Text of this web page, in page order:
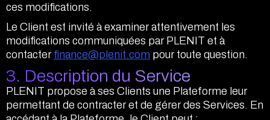
ces modifications.
Le Client est invité à examiner attentivement les
modifications communiquées par PLENIT et à
contacter finance@plenit.com pour toute question.
3. Description du Service
PLENIT propose à ses Clients une Plateforme leur
permettant de contracter et de gérer des Services. En